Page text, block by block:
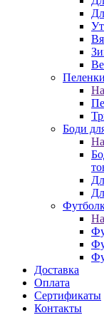
Пеленки
Боди
Доставка
Оплата
Сертификаты
Контакты